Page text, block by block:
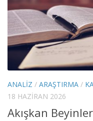
ANALIZ / ARAŞTIRMA /
18 HAZIRAN 2026
Akışkan